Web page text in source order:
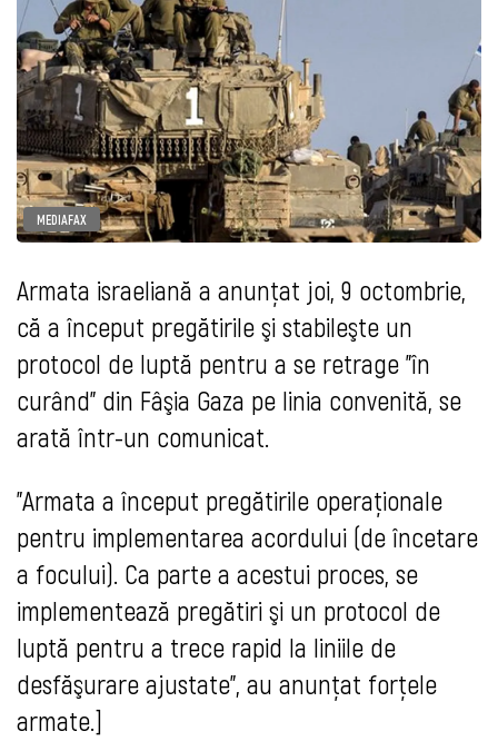
MEDIAFAX
Armata israeliană a anunţat joi, 9 octombrie,
că a început pregătirile şi stabileşte un
protocol de luptă pentru a se retrage "în
curând" din Fâşia Gaza pe linia convenită, se
arată într-un comunicat.
"Armata a început pregătirile operaţionale
pentru implementarea acordului (de încetare
a focului). Ca parte a acestui proces, se
implementează pregătiri şi un protocol de
luptă pentru a trece rapid la liniile de
desfăşurare ajustate", au anunţat forţele
armate.]